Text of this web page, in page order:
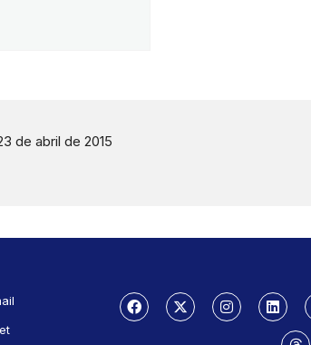
de abril de 2015